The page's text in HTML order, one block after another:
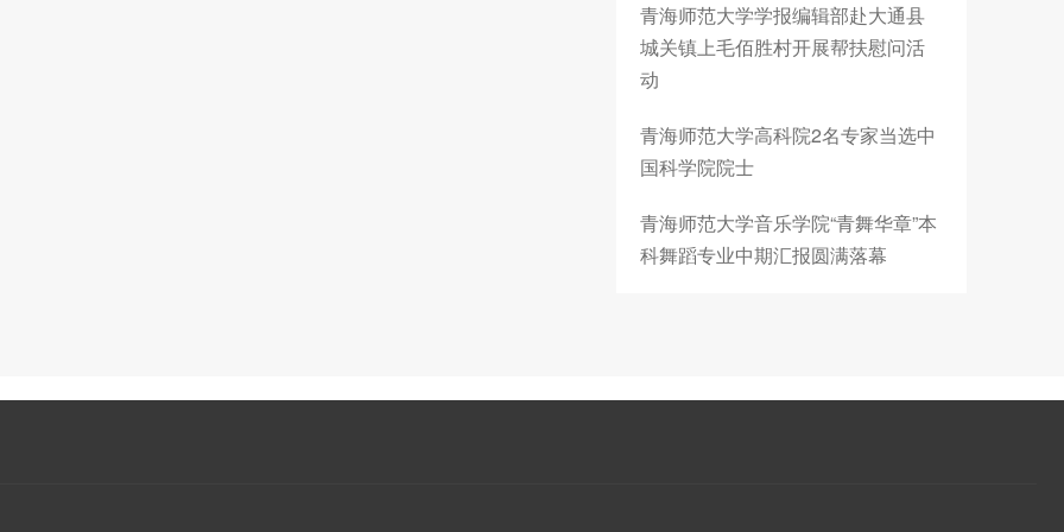
青海师范大学学报编辑部赴大通县
城关镇上毛佰胜村开展帮扶慰问活
动
青海师范大学高科院2名专家当选中
国科学院院士
青海师范大学音乐学院“青舞华章”本
科舞蹈专业中期汇报圆满落幕